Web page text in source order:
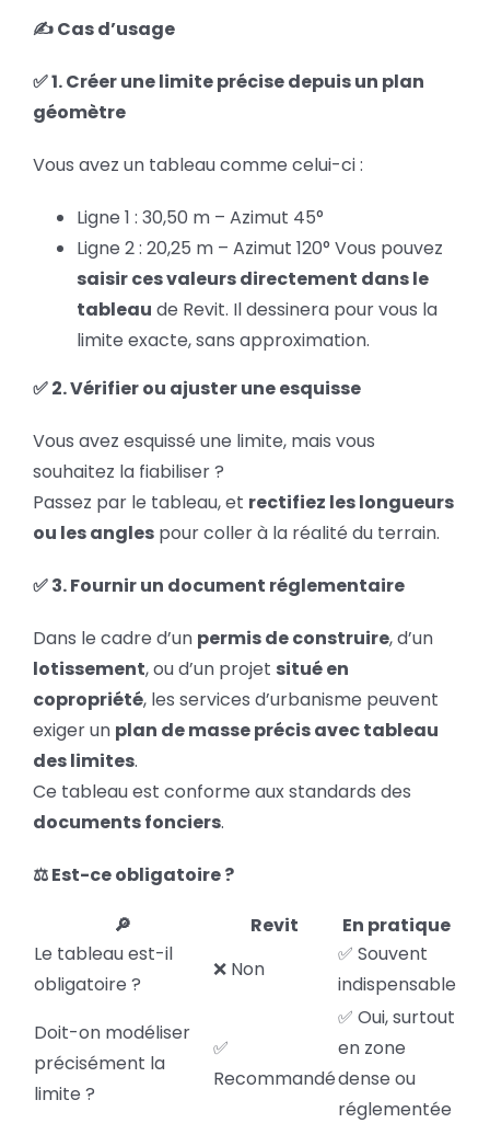
✍️ Cas d’usage
✅ 1. Créer une limite précise depuis un plan
géomètre
Vous avez un tableau comme celui-ci :
Ligne 1 : 30,50 m – Azimut 45°
Ligne 2 : 20,25 m – Azimut 120° Vous pouvez
saisir ces valeurs directement dans le
tableau de Revit. Il dessinera pour vous la
limite exacte, sans approximation.
✅ 2. Vérifier ou ajuster une esquisse
Vous avez esquissé une limite, mais vous
souhaitez la fiabiliser ?
Passez par le tableau, et rectifiez les longueurs
ou les anglespour coller à la réalité du terrain.
✅ 3. Fournir un document réglementaire
Dans le cadre d’un permis de construire, d’un
lotissement, ou d’un projet situé en
copropriété, les services d’urbanisme peuvent
exiger un plan de masse précis avec tableau
des limites.
Ce tableau est conforme aux standards des
documents fonciers.
⚖️ Est-ce obligatoire ?
🔎
Revit
En pratique
Le tableau est-il
obligatoire ?
❌ Non
✅ Souvent
indispensable
Doit-on modéliser
précisément la
limite ?
✅
Recommandé
✅ Oui, surtout
en zone
dense ou
réglementée